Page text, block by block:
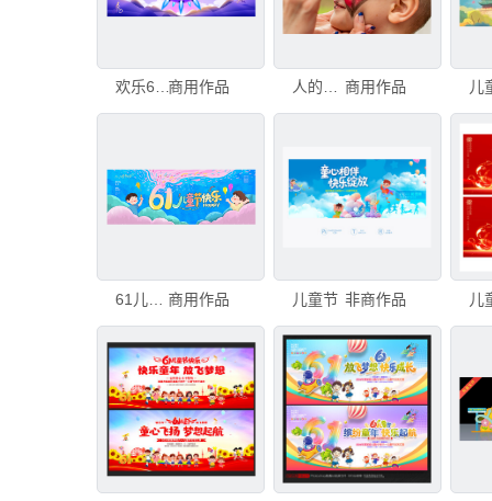
欢乐61儿童节梦幻舞台背景商用作品 人的脸部 羊毛帽 母亲 儿子 聚会游戏 画脸 儿童节 学校宴会 学龄前 商用作品
商用作品 儿童节 非商作品 儿